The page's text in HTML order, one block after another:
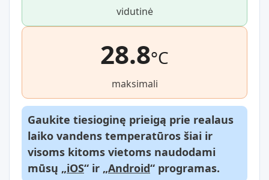
vidutinė
28.8°C
maksimali
Gaukite tiesioginę prieigą prie realaus
laiko vandens temperatūros šiai ir
visoms kitoms vietoms naudodami
mūsų „iOS“ ir „Android“ programas.